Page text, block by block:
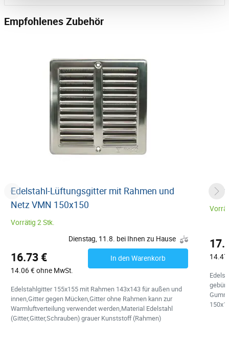
Empfohlenes Zubehör
Edelstahl-Lüftungsgitter mit Rahmen und
Netz VMN 150x150
Vorrätig 2 Stk.
Dienstag, 11.8. bei Ihnen zu Hause
16.73 €
14.06 € ohne MwSt.
In den Warenkorb
Edelstahlgitter 155x155 mit Rahmen 143x143 für außen und
innen,Gitter gegen Mücken,Gitter ohne Rahmen kann zur
Warmluftverteilung verwendet werden,Material Edelstahl
(Gitter,Gitter,Schrauben) grauer Kunststoff (Rahmen)